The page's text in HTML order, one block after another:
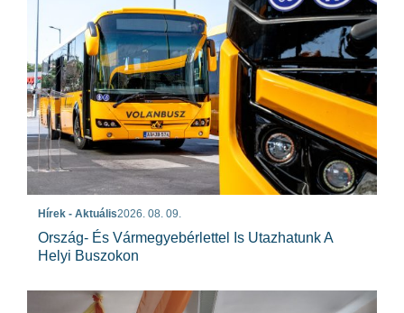
Hírek - Aktuális2026. 08. 09.
Ország- És Vármegyebérlettel Is Utazhatunk A
Helyi Buszokon